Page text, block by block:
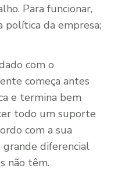
Para funcionar,
política da empresa;
com o
começa antes
e termina bem
todo um suporte
com a sua
grande diferencial
não têm.